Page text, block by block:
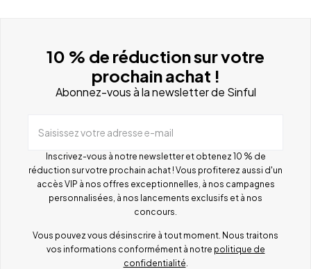
10 % de réduction sur votre
prochain achat !
Abonnez-vous à la newsletter de Sinful
Saisissez votre adresse e-mail
Inscrivez-vous à notre newsletter et obtenez 10 % de
réduction sur votre prochain achat ! Vous profiterez aussi d'un
accès VIP à nos offres exceptionnelles, à nos campagnes
personnalisées, à nos lancements exclusifs et à nos
concours.
Vous pouvez vous désinscrire à tout moment. Nous traitons
vos informations conformément à notre politique de
confidentialité